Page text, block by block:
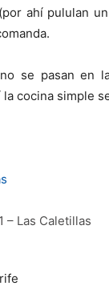
ahí pululan
se pasan en
cocina simple
– Las Caletillas